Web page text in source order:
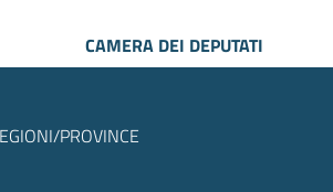
CAMERA DEI DEPUTATI
PROVINCE